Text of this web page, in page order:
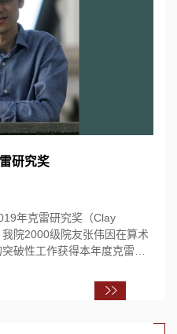
研究奖
年克雷研究奖（Clay
院2000级院友张伟因在算术
破性工作获得本年度克雷研